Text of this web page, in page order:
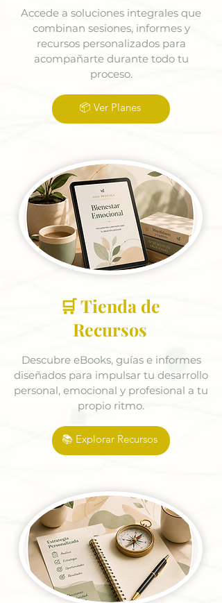
Accede a soluciones integrales que
combinan sesiones, informes y
recursos personalizados para
acompañarte durante todo tu
proceso.
📦 Ver Planes
🛒 Tienda de
Recursos
Descubre eBooks, guías e informes
diseñados para impulsar tu desarrollo
personal, emocional y profesional a tu
propio ritmo.
📚 Explorar Recursos